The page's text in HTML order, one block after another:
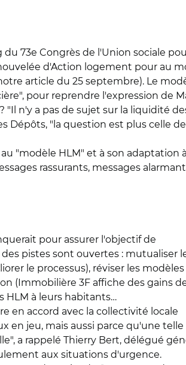
73e Congrès de l'Union sociale
d'Action logement pour au
article du 25 septembre). Le
pour reprendre l'expression de
n'y a pas de sujet sur la liquidité
Dépôts, "la question est plus celle
"modèle HLM" et à son adaptation
rassurants, messages
pour assurer l'objectif de
pistes sont ouvertes : mutualiser
le processus), réviser les modèles
(Immobilière 3F affiche des gains
HLM à leurs habitants…
en accord avec la collectivité locale
en jeu, mais aussi parce qu'une telle
a rappelé Thierry Bert, délégué
aux situations d'urgence.